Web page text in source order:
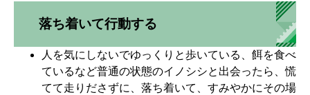
落ち着いて行動する
人を気にしないでゆっくりと歩いている、餌を食べ
ているなど普通の状態のイノシシと出会ったら、慌
てて走りださずに、落ち着いて、すみやかにその場